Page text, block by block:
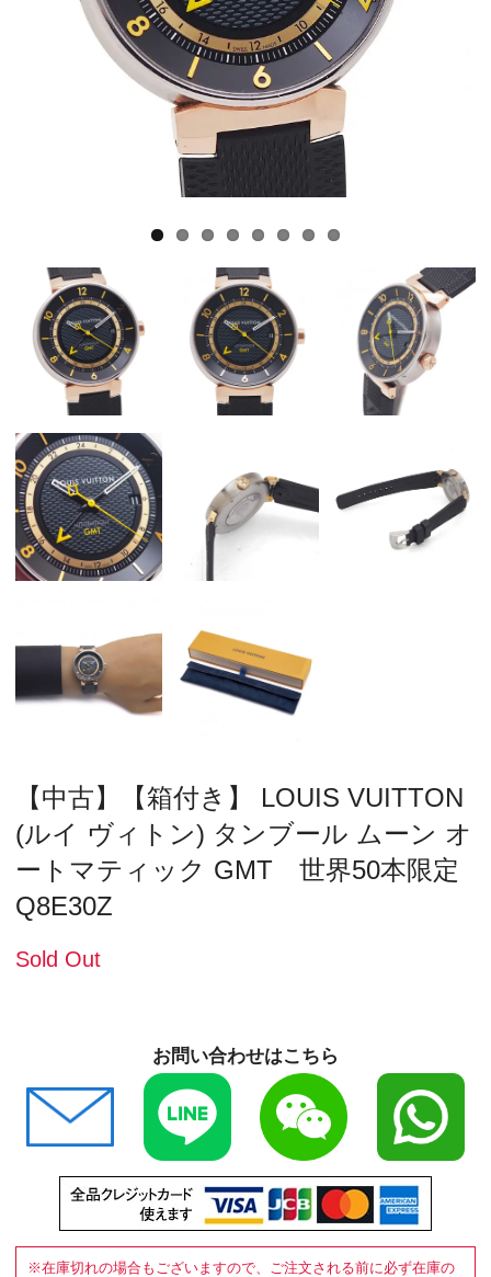
【中古】【箱付き】 LOUIS VUITTON
(ルイ ヴィトン) タンブール ムーン オ
ートマティック GMT 世界50本限定
Q8E30Z
Sold Out
お問い合わせはこちら
※在庫切れの場合もございますので、ご注文される前に必ず在庫の